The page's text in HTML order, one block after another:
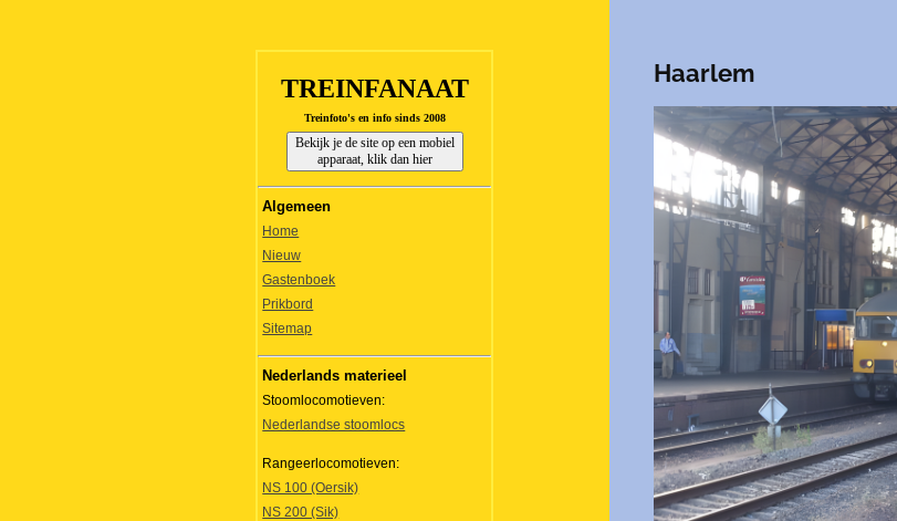
Haarlem
TREINFANAAT
Treinfoto's en info sinds 2008
Bekijk je de site op een mobiel
apparaat, klik dan hier
Algemeen
Home
Nieuw
Gastenboek
Prikbord
Sitemap
Nederlands materieel
Stoomlocomotieven:
Nederlandse stoomlocs
Rangeerlocomotieven:
NS 100 (Oersik)
NS 200 (Sik)